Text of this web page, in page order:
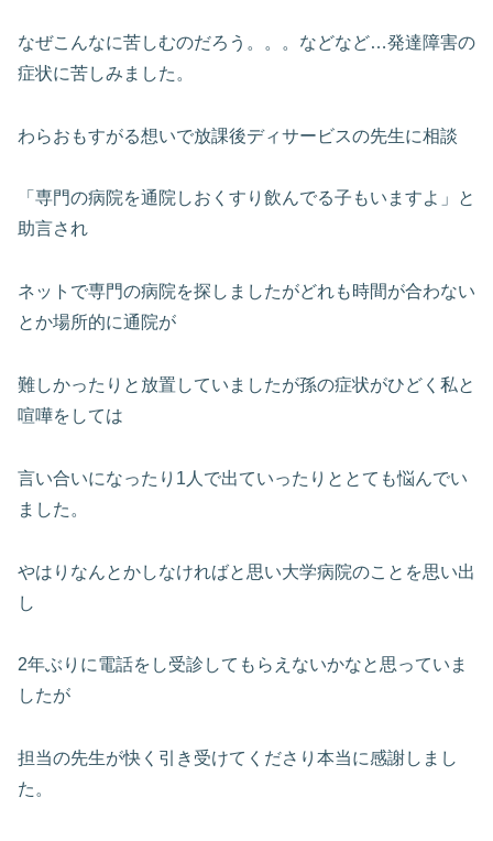
なぜこんなに苦しむのだろう。。。などなど…発達障害の
症状に苦しみました。
わらおもすがる想いで放課後ディサービスの先生に相談
「専門の病院を通院しおくすり飲んでる子もいますよ」と
助言され
ネットで専門の病院を探しましたがどれも時間が合わない
とか場所的に通院が
難しかったりと放置していましたが孫の症状がひどく私と
喧嘩をしては
言い合いになったり1人で出ていったりととても悩んでい
ました。
やはりなんとかしなければと思い大学病院のことを思い出
し
2年ぶりに電話をし受診してもらえないかなと思っていま
したが
担当の先生が快く引き受けてくださり本当に感謝しまし
た。